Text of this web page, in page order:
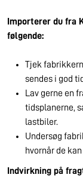
Importerer du fra
følgende:
Tjek
sendes i god
Lav gerne en
tidsplanerne,
lastbiler.
Undersøg
hvornår de
Indvirkning på